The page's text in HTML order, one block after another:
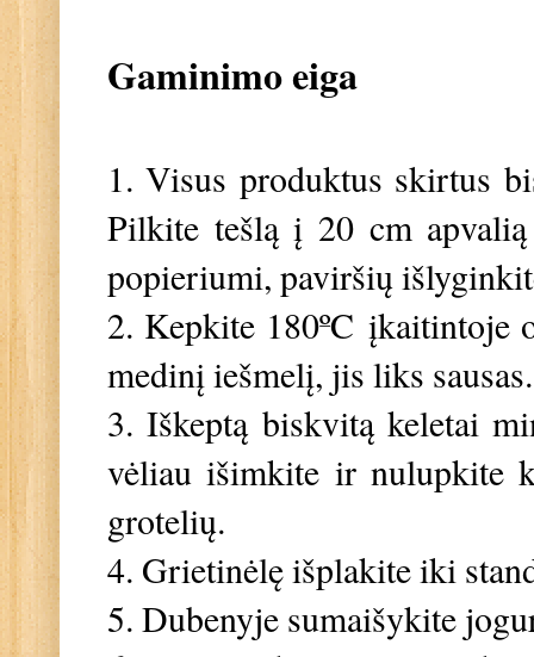
Gaminimo eiga
1. Visus produktus skirtus
Pilkite tešlą į 20 cm
popieriumi, paviršių
2. Kepkite 180ºC įkaitintoje
medinį iešmelį, jis liks sausas.
3. Iškeptą biskvitą keletai
vėliau išimkite ir nulupkite
grotelių.
4. Grietinėlę išplakite iki
5. Dubenyje sumaišykite